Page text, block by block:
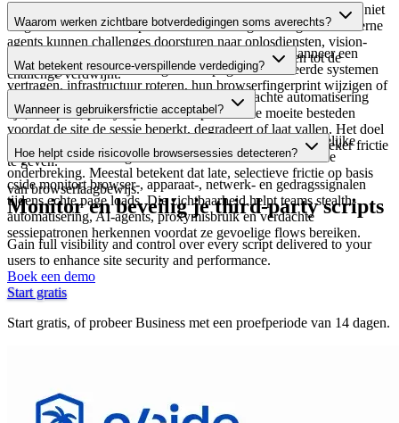
CAPTCHAs kunnen nog steeds frictie toevoegen, maar ze zijn niet
langer betrouwbaar als primaire controle tegen AI-agents. Moderne
agents kunnen challenges doorsturen naar oplosdiensten, vision-
modellen gebruiken of hun browsergedrag aanpassen tot de
challenge verdwijnt.
Waarom werken zichtbare botverdedigingen soms averechts?
Zichtbare verdediging vertelt de aanvaller precies wanneer een
sessie is gemarkeerd. Dat signaal helpt geautomatiseerde systemen
vertragen, infrastructuur roteren, hun browserfingerprint wijzigen of
opnieuw proberen met een ander workflow.
Wat betekent resource-verspillende verdediging?
Resource-verspillende verdediging laat verdachte automatisering
tijd, compute, proxycapaciteit en operationele moeite besteden
voordat de site de sessie beperkt, degradeert of laat vallen. Het doel
is de aanvaller duurder maken zonder elke legitieme bezoeker frictie
te geven.
Wanneer is gebruikersfrictie acceptabel?
Frictie is acceptabel wanneer het risico hoog is en de zakelijke
impact van misbruik groter is dan de kosten van een kleine
onderbreking. Meestal betekent dat late, selectieve frictie op basis
van browserlaagbewijs.
Hoe helpt cside risicovolle browsersessies detecteren?
cside monitort browser-, apparaat-, netwerk- en gedragssignalen
tijdens echte page loads. Die zichtbaarheid helpt teams stealth-
automatisering, AI-agents, proxymisbruik en verdachte
sessiepatronen herkennen voordat ze gevoelige flows bereiken.
Monitor en beveilig je third-party scripts
Gain full visibility and control over every script delivered to your
users to enhance site security and performance.
Boek een demo
Start gratis
Start gratis, of probeer Business met een proefperiode van 14 dagen.